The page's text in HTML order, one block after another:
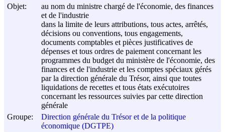
Objet:
au nom du ministre chargé de l'économie, des finances
et de l'industrie
dans la limite de leurs attributions, tous actes, arrêtés,
décisions ou conventions, tous engagements,
documents comptables et pièces justificatives de
dépenses et tous ordres de paiement concernant les
programmes du budget du ministère de l'économie, des
finances et de l'industrie et les comptes spéciaux gérés
par la direction générale du Trésor, ainsi que toutes
liquidations de recettes et tous états exécutoires
concernant les ressources suivies par cette direction
générale
Groupe:
Direction générale du Trésor et de la politique
économique (DGTPE)